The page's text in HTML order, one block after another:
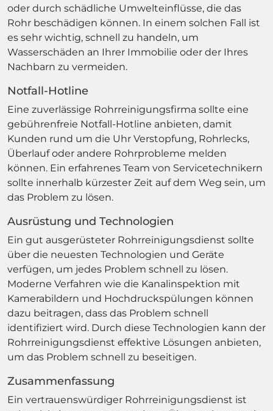
oder durch schädliche Umwelteinflüsse, die das
Rohr beschädigen können. In einem solchen Fall ist
es sehr wichtig, schnell zu handeln, um
Wasserschäden an Ihrer Immobilie oder der Ihres
Nachbarn zu vermeiden.
Notfall-Hotline
Eine zuverlässige Rohrreinigungsfirma sollte eine
gebührenfreie Notfall-Hotline anbieten, damit
Kunden rund um die Uhr Verstopfung, Rohrlecks,
Überlauf oder andere Rohrprobleme melden
können. Ein erfahrenes Team von Servicetechnikern
sollte innerhalb kürzester Zeit auf dem Weg sein, um
das Problem zu lösen.
Ausrüstung und Technologien
Ein gut ausgerüsteter Rohrreinigungsdienst sollte
über die neuesten Technologien und Geräte
verfügen, um jedes Problem schnell zu lösen.
Moderne Verfahren wie die Kanalinspektion mit
Kamerabildern und Hochdruckspülungen können
dazu beitragen, dass das Problem schnell
identifiziert wird. Durch diese Technologien kann der
Rohrreinigungsdienst effektive Lösungen anbieten,
um das Problem schnell zu beseitigen.
Zusammenfassung
Ein vertrauenswürdiger Rohrreinigungsdienst ist